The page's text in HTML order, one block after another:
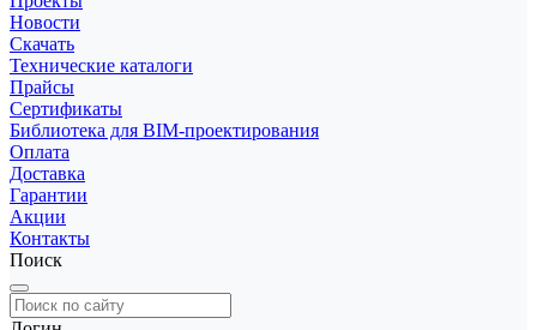
Новости
Скачать
Технические каталоги
Прайсы
Сертификаты
Библиотека для BIM-проектирования
Оплата
Доставка
Гарантии
Акции
Контакты
Поиск